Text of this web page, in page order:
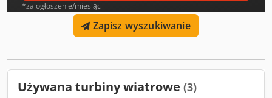
*za ogłoszenie/miesiąc
Zapisz wyszukiwanie
Używana turbiny wiatrowe (3)